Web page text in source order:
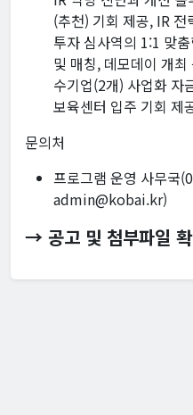
(추천) 기회 제공, IR
투자 심사역의 1:1 맞
및 매칭, 데모데이 개
수기업(2개) 사업화 자
보육센터 입주 기회 제
문의처
프로그램 운영 사무국
admin@kobai.kr)
→ 공고 및 첨부파일